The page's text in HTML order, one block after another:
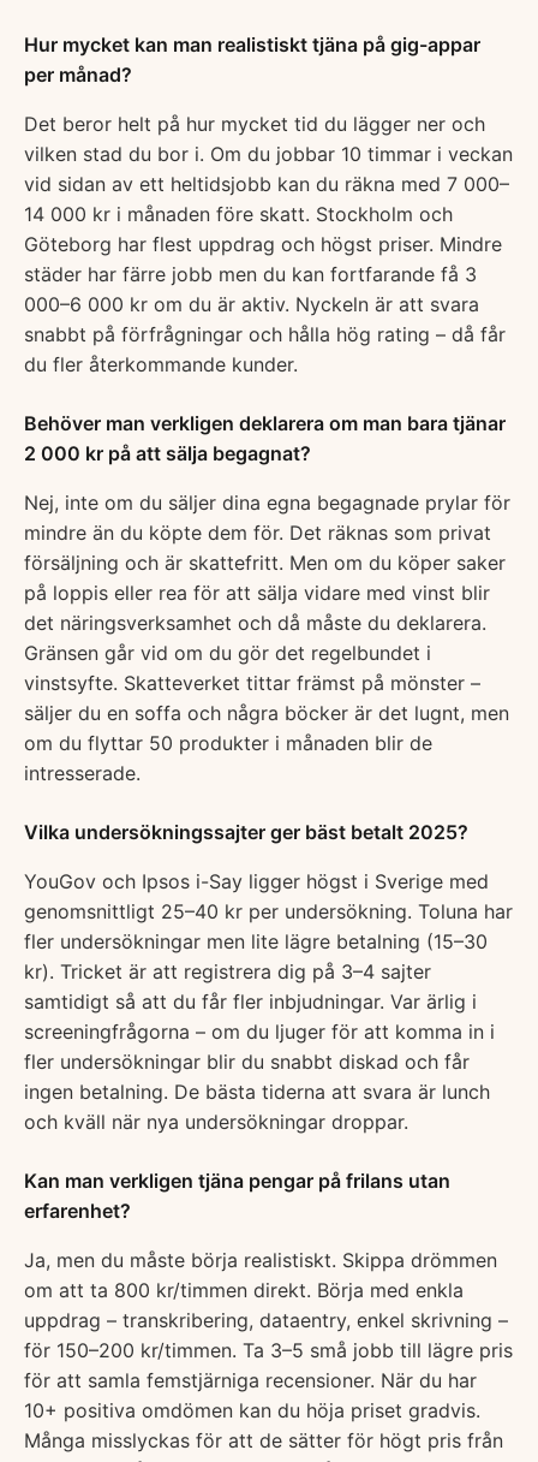
Hur mycket kan man realistiskt tjäna på gig-appar
per månad?
Det beror helt på hur mycket tid du lägger ner och
vilken stad du bor i. Om du jobbar 10 timmar i veckan
vid sidan av ett heltidsjobb kan du räkna med 7 000–
14 000 kr i månaden före skatt. Stockholm och
Göteborg har flest uppdrag och högst priser. Mindre
städer har färre jobb men du kan fortfarande få 3
000–6 000 kr om du är aktiv. Nyckeln är att svara
snabbt på förfrågningar och hålla hög rating – då får
du fler återkommande kunder.
Behöver man verkligen deklarera om man bara tjänar
2 000 kr på att sälja begagnat?
Nej, inte om du säljer dina egna begagnade prylar för
mindre än du köpte dem för. Det räknas som privat
försäljning och är skattefritt. Men om du köper saker
på loppis eller rea för att sälja vidare med vinst blir
det näringsverksamhet och då måste du deklarera.
Gränsen går vid om du gör det regelbundet i
vinstsyfte. Skatteverket tittar främst på mönster –
säljer du en soffa och några böcker är det lugnt, men
om du flyttar 50 produkter i månaden blir de
intresserade.
Vilka undersökningssajter ger bäst betalt 2025?
YouGov och Ipsos i-Say ligger högst i Sverige med
genomsnittligt 25–40 kr per undersökning. Toluna har
fler undersökningar men lite lägre betalning (15–30
kr). Tricket är att registrera dig på 3–4 sajter
samtidigt så att du får fler inbjudningar. Var ärlig i
screeningfrågorna – om du ljuger för att komma in i
fler undersökningar blir du snabbt diskad och får
ingen betalning. De bästa tiderna att svara är lunch
och kväll när nya undersökningar droppar.
Kan man verkligen tjäna pengar på frilans utan
erfarenhet?
Ja, men du måste börja realistiskt. Skippa drömmen
om att ta 800 kr/timmen direkt. Börja med enkla
uppdrag – transkribering, dataentry, enkel skrivning –
för 150–200 kr/timmen. Ta 3–5 små jobb till lägre pris
för att samla femstjärniga recensioner. När du har
10+ positiva omdömen kan du höja priset gradvis.
Många misslyckas för att de sätter för högt pris från